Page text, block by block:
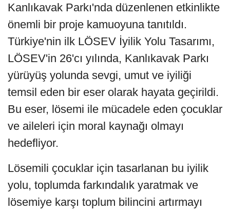
Kanlıkavak Parkı'nda düzenlenen etkinlikte
önemli bir proje kamuoyuna tanıtıldı.
Türkiye'nin ilk LÖSEV İyilik Yolu Tasarımı,
LÖSEV'in 26'cı yılında, Kanlıkavak Parkı
yürüyüş yolunda sevgi, umut ve iyiliği
temsil eden bir eser olarak hayata geçirildi.
Bu eser, lösemi ile mücadele eden çocuklar
ve aileleri için moral kaynağı olmayı
hedefliyor.
Lösemili çocuklar için tasarlanan bu iyilik
yolu, toplumda farkındalık yaratmak ve
lösemiye karşı toplum bilincini artırmayı